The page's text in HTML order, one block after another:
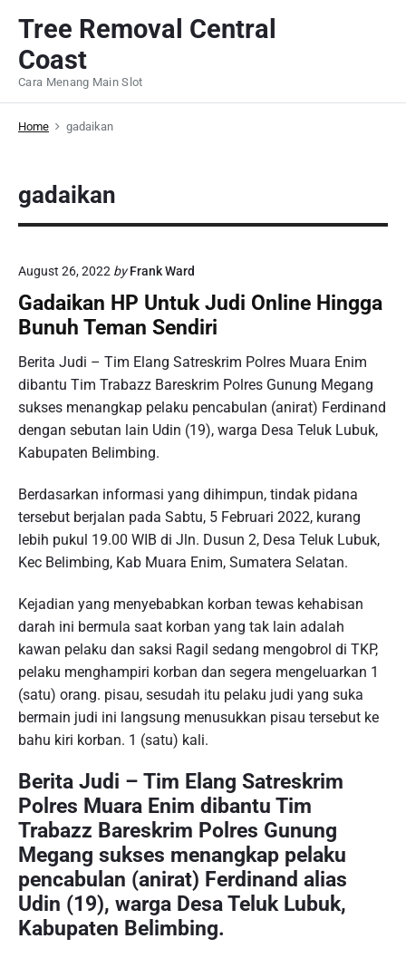
t
Tree Removal Central
Coast
Cara Menang Main Slot
Home gadaikan
gadaikan
August 26, 2022 by Frank Ward
Gadaikan HP Untuk Judi Online Hingga
Bunuh Teman Sendiri
Berita Judi – Tim Elang Satreskrim Polres Muara Enim
dibantu Tim Trabazz Bareskrim Polres Gunung Megang
sukses menangkap pelaku pencabulan (anirat) Ferdinand
dengan sebutan lain Udin (19), warga Desa Teluk Lubuk,
Kabupaten Belimbing.
Berdasarkan informasi yang dihimpun, tindak pidana
tersebut berjalan pada Sabtu, 5 Februari 2022, kurang
lebih pukul 19.00 WIB di Jln. Dusun 2, Desa Teluk Lubuk,
Kec Belimbing, Kab Muara Enim, Sumatera Selatan.
Kejadian yang menyebabkan korban tewas kehabisan
darah ini bermula saat korban yang tak lain adalah
kawan pelaku dan saksi Ragil sedang mengobrol di TKP,
pelaku menghampiri korban dan segera mengeluarkan 1
(satu) orang. pisau, sesudah itu pelaku judi yang suka
bermain judi ini langsung menusukkan pisau tersebut ke
bahu kiri korban. 1 (satu) kali.
Berita Judi – Tim Elang Satreskrim
Polres Muara Enim dibantu Tim
Trabazz Bareskrim Polres Gunung
Megang sukses menangkap pelaku
pencabulan (anirat) Ferdinand alias
Udin (19), warga Desa Teluk Lubuk,
Kabupaten Belimbing.